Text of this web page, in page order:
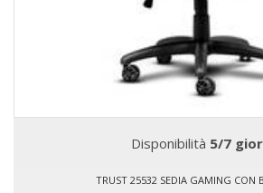
Disponibilità 5/7
TRUST 25532 SEDIA GAMING CON